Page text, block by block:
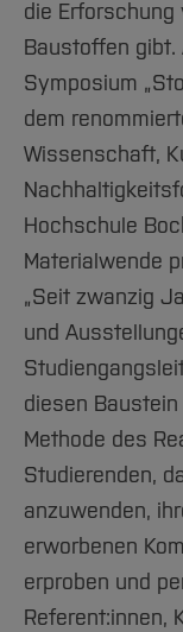
die Erforschung
Baustoffen gibt.
Symposium
dem
Wissenschaft,
Hochschule
Materialwende
„Seit zwanzig
und
diesen
Methode des
Studierenden,
anzuwenden,
erworbenen
erproben und
Referent:innen,